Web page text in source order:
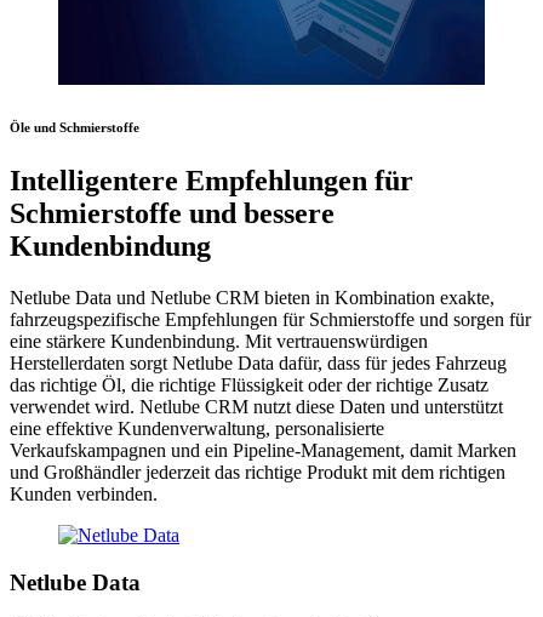
Öle und Schmierstoffe
Intelligentere Empfehlungen für
Schmierstoffe und bessere
Kundenbindung
Netlube Data und Netlube CRM bieten in Kombination exakte,
fahrzeugspezifische Empfehlungen für Schmierstoffe und sorgen für
eine stärkere Kundenbindung. Mit vertrauenswürdigen
Herstellerdaten sorgt Netlube Data dafür, dass für jedes Fahrzeug
das richtige Öl, die richtige Flüssigkeit oder der richtige Zusatz
verwendet wird. Netlube CRM nutzt diese Daten und unterstützt
eine effektive Kundenverwaltung, personalisierte
Verkaufskampagnen und ein Pipeline-Management, damit Marken
und Großhändler jederzeit das richtige Produkt mit dem richtigen
Kunden verbinden.
Netlube Data